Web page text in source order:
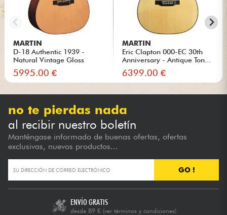
MARTIN
D-18 Authentic 1939 -
Natural Vintage Gloss
5995.00 €
MARTIN
Eric Clapton 000-EC 30th
Anniversary - Antique Ton...
6399.00 €
no te pierdas nada
al recibir nuestro boletín
Manténgase informado de buenas ofertas, ofertas
exclusivas, nuevos productos...
GO !
ENVÍO GRATIS
desde 89 € (ver términos y condiciones)